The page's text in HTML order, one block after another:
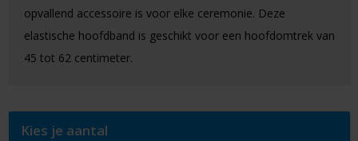
opvallend accessoire is voor elke ceremonie. Deze
elastische hoofdband is geschikt voor een hoofdomtrek van
45 tot 62 centimeter.
Kies je aantal